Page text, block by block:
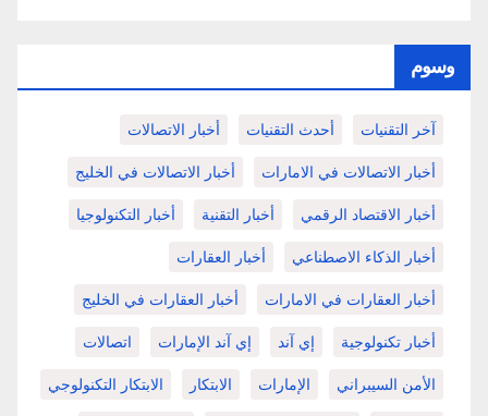
وسوم
آخر التقنيات أحدث التقنيات أخبار الاتصالات
أخبار الاتصالات في الامارات أخبار الاتصالات في الخليج
أخبار الاقتصاد الرقمي أخبار التقنية أخبار التكنولوجيا
أخبار الذكاء الاصطناعي أخبار العقارات
أخبار العقارات في الامارات أخبار العقارات في الخليج
أخبار تكنولوجية إي آند إي آند الإمارات اتصالات
الأمن السيبراني الإمارات الابتكار الابتكار التكنولوجي